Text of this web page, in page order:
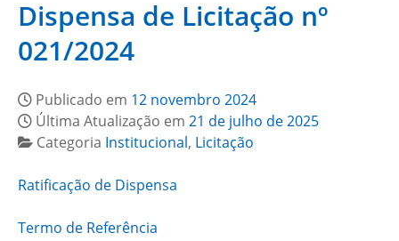
Dispensa de Licitação nº
021/2024
Publicado em 12 novembro 2024
Última Atualização em 21 de julho de 2025
Categoria Institucional, Licitação
Ratificação de Dispensa
Termo de Referência